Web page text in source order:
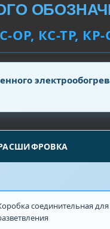
ОР, КС-ТР,
соединительная